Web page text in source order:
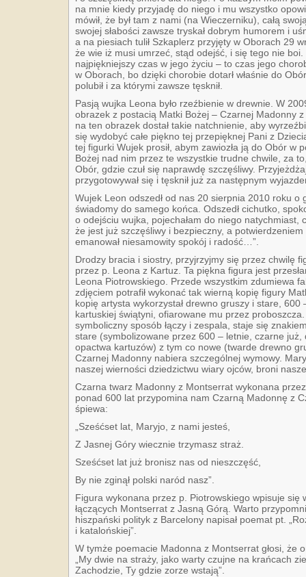
na mnie kiedy przyjadę do niego i mu wszystko
mówił, że był tam z nami (na Wieczerniku), całą
swojej słabości zawsze tryskał dobrym humorem i
a na piesiach tulił Szkaplerz przyjęty w Oborach 29
że wie iż musi umrzeć, stąd odejść, i się tego nie
najpiękniejszy czas w jego życiu – to czas jego
w Oborach, bo dzięki chorobie dotarł właśnie do
polubił i za którymi zawsze tęsknił.
Pasją wujka Leona było rzeźbienie w drewnie. W
obrazek z postacią Matki Bożej – Czarnej Madonny
na ten obrazek dostał takie natchnienie, aby
się wydobyć całe piękno tej przepięknej Pani z
tej figurki Wujek prosił, abym zawiozła ją do Obór w
Bożej nad nim przez te wszystkie trudne chwile, za
Obór, gdzie czuł się naprawdę szczęśliwy.
przygotowywał się i tęsknił już za następnym
Wujek Leon odszedł od nas 20 sierpnia 2010 roku o
świadomy do samego końca. Odszedł cichutko,
o odejściu wujka, pojechałam do niego natychmiast,
że jest już szczęśliwy i bezpieczny, a
emanował niesamowity spokój i radość…”.
Drodzy bracia i siostry, przyjrzyjmy się przez chwilę
przez p. Leona z Kartuz. Ta piękna figura jest
Leona Piotrowskiego. Przede wszystkim zdumiewa
zdjęciem potrafił wykonać tak wierną kopię figury
kopię artysta wykorzystał drewno gruszy i stare,
kartuskiej świątyni, ofiarowane mu przez
symboliczny sposób łączy i zespala, staje się
stare (symbolizowane przez 600 – letnie, czarne
opactwa kartuzów) z tym co nowe (twarde drewno
Czarnej Madonny nabiera szczególnej wymowy.
naszej wierności dziedzictwu wiary ojców, broni
Czarna twarz Madonny z Montserrat wykonana
ponad 600 lat przypomina nam Czarną Madonnę z
śpiewa:
„Sześćset lat, Maryjo, z nami jesteś,
Z Jasnej Góry wiecznie trzymasz straż.
Sześćset lat już bronisz nas od nieszczęść,
By nie zginął polski naród nasz”.
Figura wykonana przez p. Piotrowskiego wpisuje się
łączących Montserrat z Jasną Górą. Warto
hiszpański polityk z Barcelony napisał poemat pt.
i katalońskiej”.
W tymże poemacie Madonna z Montserrat głosi, że
„My dwie na straży, jako warty czujne na krańcach
Zachodzie, Ty gdzie zorze wstają”.